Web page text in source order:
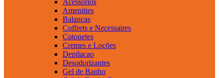
Amenities
Balanças
Coffrets e Necessaires
Cotonetes
Cremes e Loções
Depilacao
Desodorizantes
Gel de Banho